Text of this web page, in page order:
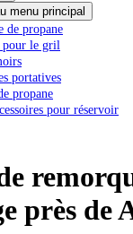
menu principal
de propane
pour le gril
portatives
propane
pour réservoir
près de